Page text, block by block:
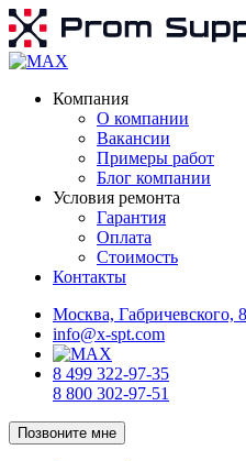
Компания
О компании
Вакансии
Примеры работ
Блог компании
Условия ремонта
Гарантия
Оплата
Стоимость
Контакты
Москва, Габричевского, 8
info@x-spt.com
8 499 322-97-35
8 800 302-97-51
Позвоните мне